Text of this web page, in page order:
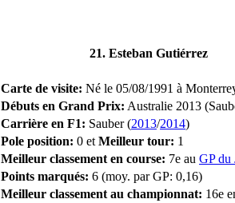
21. Esteban Gutiérrez
Carte de visite: Né le 05/08/1991 à
Débuts en Grand Prix: Australie 2013
Carrière en F1: Sauber (2013/2014)
Pole position: 0 et Meilleur tour: 1
Meilleur classement en course: 7e au GP du
Points marqués: 6 (moy. par GP: 0,16)
Meilleur classement au championnat: 16e